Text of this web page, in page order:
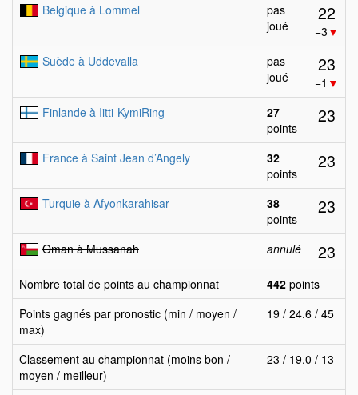
Belgique à Lommel
pas
joué
22
−3 ▼
Suède à Uddevalla
pas
joué
23
−1 ▼
Finlande à Iitti-KymiRing
27
points
23
France à Saint Jean d’Angely
32
points
23
Turquie à Afyonkarahisar
38
points
23
Oman à Mussanah annulé 23
Nombre total de points au championnat 442 points
Points gagnés par pronostic (min / moyen /
max)
19 / 24.6 / 45
Classement au championnat (moins bon /
moyen / meilleur)
23 / 19.0 / 13